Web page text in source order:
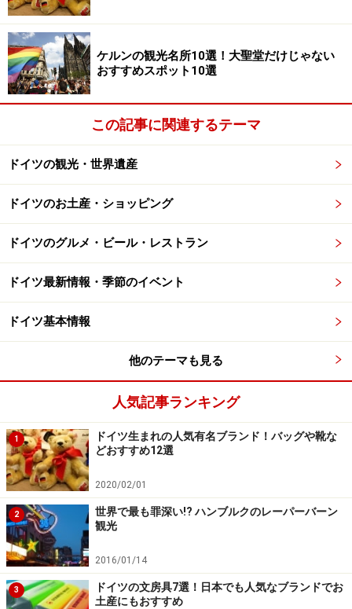
色合いも美しいマグロとアボカドのガスパチョ
この日のアミューズは、マルセイユ近郊で採れた生牡
蠣。前菜に出されたのは、マグロとアボカドの組み合わ
せ。これだけでも美味しくないはずがない黄金コンビで
すが、そこに黄色いガスパチョが注がれます。これが今
までに味わったことのない、ハッとするような美味しさ
で、うんうん唸りながらいただきました。
見えない部分も手間暇かけられたタコ料理
続いて、同店のイチオシというタコを使った一皿。グリ
す火の入れ方にも技が感じられます。下に敷かれている
のは、仔牛の頭と頬肉を4時間以上煮込んだもの。シー
アクセントをつけるのが好きだと、シェフはおっしゃっ
ていました。
新鮮な魚介類は生で食べるのが一番、と思っていました
が、シェフの技術とセンスで何倍も美味しくなるのだ
と、ジェリーフィッシュの料理をいただいてしみじみと
感じました。ハンブルクでシーフードを堪能したいけれ
ど、せっかくならば手の込んだ料理に感動したい、景色
よりも美食重視、という食いしん坊におすすめしたいレ
ストランです。
ケルンの観光名所10選！大聖堂だけじゃない
おすすめスポット10選
この記事に関連するテーマ
ドイツの観光・世界遺産
ドイツのお土産・ショッピング
ドイツのグルメ・ビール・レストラン
ドイツ最新情報・季節のイベント
ドイツ基本情報
他のテーマも見る
人気記事ランキング
1
ドイツ生まれの人気有名ブランド！バッグや靴な
どおすすめ12選
2020/02/01
2
世界で最も罪深い!? ハンブルクのレーパーバーン
観光
2016/01/14
3
ドイツの文房具7選！日本でも人気なブランドでお
土産にもおすすめ